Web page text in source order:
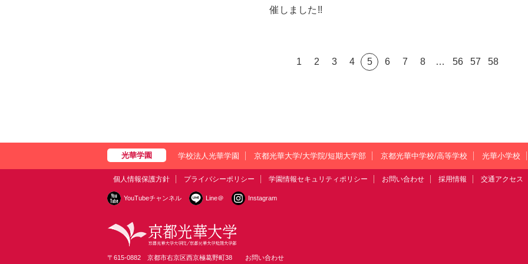
催しました!!
1 2 3 4 5 6 7 8 … 56 57 58
学校法人光華学園 京都光華大学/大学院/短期大学部 京都光華中学校/高等学校 光華小学校
個人情報保護方針 プライバシーポリシー 学園情報セキュリティポリシー お問い合わせ 採用情報 交通アクセス
YouTubeチャンネル Line＠ Instagram
〒615-0882 京都市右京区西京極葛野町38 お問い合わせ